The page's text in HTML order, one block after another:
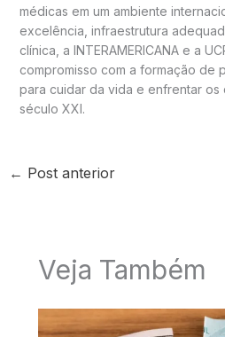
médicas em um ambiente
excelência, infraestrutura
clínica, a INTERAMERICANA e a
compromisso com a formação de
para cuidar da vida e enfrentar os
século XXI.
← Post anterior
Veja Também